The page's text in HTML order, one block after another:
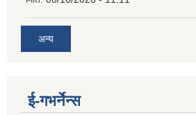
अन्य
ई-गभर्नेन्स